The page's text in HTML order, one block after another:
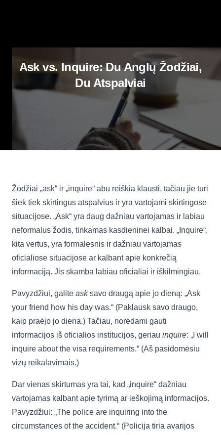
Ask vs. Inquire: Du Anglų Žodžiai,
Du Atspalviai
Žodžiai „ask“ ir „inquire“ abu reiškia klausti, tačiau jie turi
šiek tiek skirtingus atspalvius ir yra vartojami skirtingose
situacijose. „Ask“ yra daug dažniau vartojamas ir labiau
neformalus žodis, tinkamas kasdieninei kalbai. „Inquire“,
kita vertus, yra formalesnis ir dažniau vartojamas
oficialiose situacijose ar kalbant apie konkrečią
informaciją. Jis skamba labiau oficialiai ir iškilmingiau.
Pavyzdžiui, galite asksavo draugą apie jo dieną: „Ask
your friend how his day was.“ (Paklausk savo draugo,
kaip praėjo jo diena.) Tačiau, norėdami gauti
informacijos iš oficialios institucijos, geriau inquire: „I will
inquire about the visa requirements.“ (Aš pasidomėsiu
vizų reikalavimais.)
Dar vienas skirtumas yra tai, kad „inquire“ dažniau
vartojamas kalbant apie tyrimą ar ieškojimą informacijos.
Pavyzdžiui: „The police are inquiring into the
circumstances of the accident.“ (Policija tiria avarijos